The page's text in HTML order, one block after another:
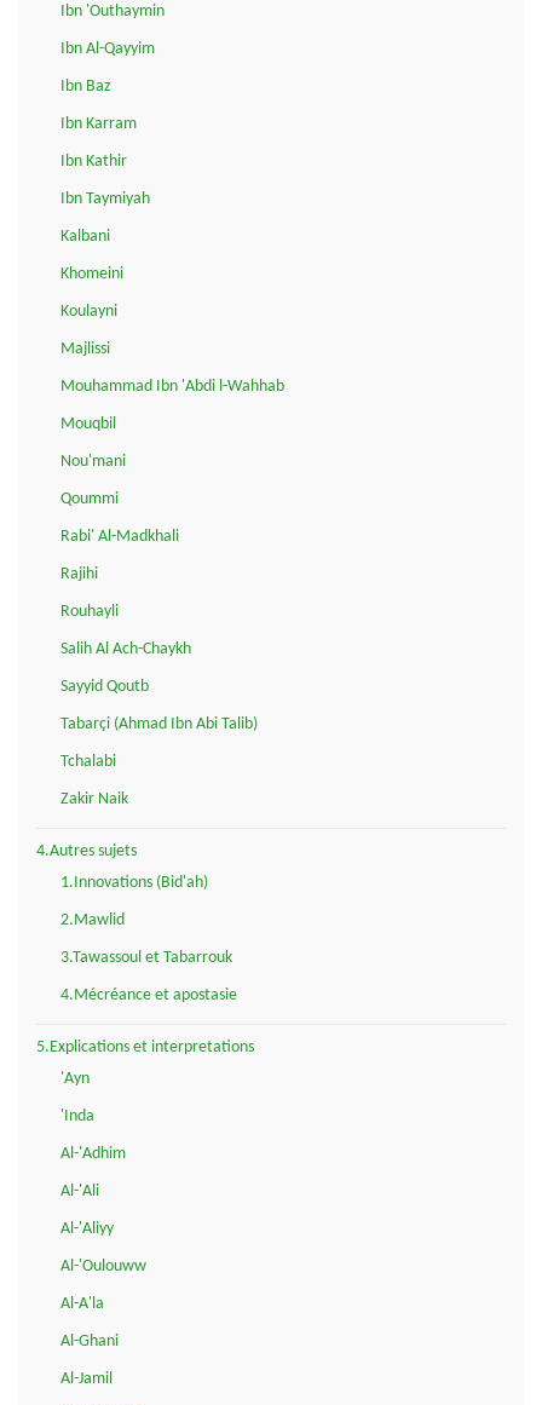
Ibn 'Outhaymin
Ibn Al-Qayyim
Ibn Baz
Ibn Karram
Ibn Kathir
Ibn Taymiyah
Kalbani
Khomeini
Koulayni
Majlissi
Mouhammad Ibn 'Abdi l-Wahhab
Mouqbil
Nou'mani
Qoummi
Rabi' Al-Madkhali
Rajihi
Rouhayli
Salih Al Ach-Chaykh
Sayyid Qoutb
Tabarçi (Ahmad Ibn Abi Talib)
Tchalabi
Zakir Naik
4.Autres sujets
1.Innovations (Bid'ah)
2.Mawlid
3.Tawassoul et Tabarrouk
4.Mécréance et apostasie
5.Explications et interpretations
'Ayn
'Inda
Al-'Adhim
Al-'Ali
Al-'Aliyy
Al-'Oulouww
Al-A'la
Al-Ghani
Al-Jamil